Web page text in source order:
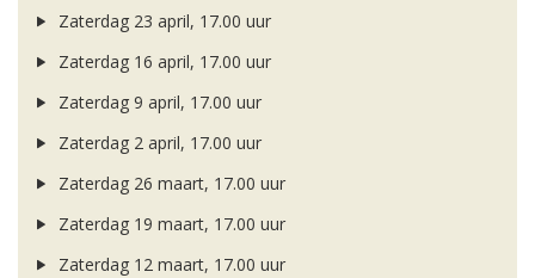
Zaterdag 23 april, 17.00 uur
Zaterdag 16 april, 17.00 uur
Zaterdag 9 april, 17.00 uur
Zaterdag 2 april, 17.00 uur
Zaterdag 26 maart, 17.00 uur
Zaterdag 19 maart, 17.00 uur
Zaterdag 12 maart, 17.00 uur